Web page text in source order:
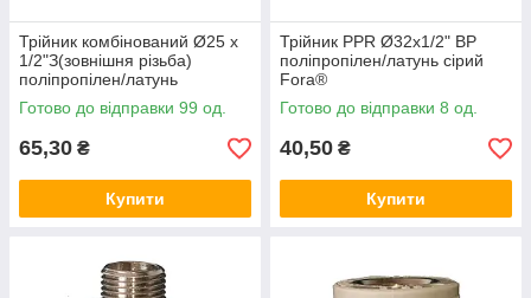
Трійник комбінований Ø25 x
1/2"З(зовнішня різьба)
поліпропілен/латунь
PPR,білий колір Asco®
Готово до відправки 99 од.
65,30 ₴
Купити
Трійник PPR Ø32х1/2" ВР
поліпропілен/латунь сірий
Fora®
Готово до відправки 8 од.
40,50 ₴
Купити